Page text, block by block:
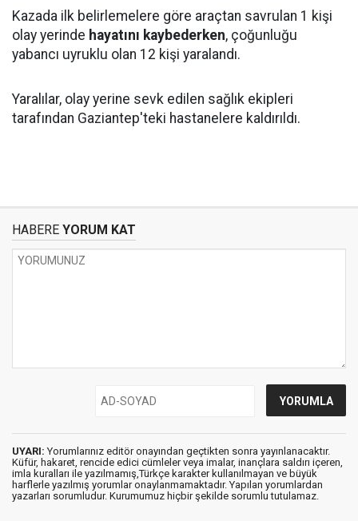
Kazada ilk belirlemelere göre araçtan savrulan 1 kişi
olay yerinde hayatını kaybederken, çoğunluğu
yabancı uyruklu olan 12 kişi yaralandı.
Yaralılar, olay yerine sevk edilen sağlık ekipleri
tarafından Gaziantep'teki hastanelere kaldırıldı.
HABERE YORUM KAT
UYARI: Yorumlarınız editör onayından geçtikten sonra yayınlanacaktır.
Küfür, hakaret, rencide edici cümleler veya imalar, inançlara saldırı içeren,
imla kuralları ile yazılmamış,Türkçe karakter kullanılmayan ve büyük
harflerle yazılmış yorumlar onaylanmamaktadır. Yapılan yorumlardan
yazarları sorumludur. Kurumumuz hiçbir şekilde sorumlu tutulamaz.